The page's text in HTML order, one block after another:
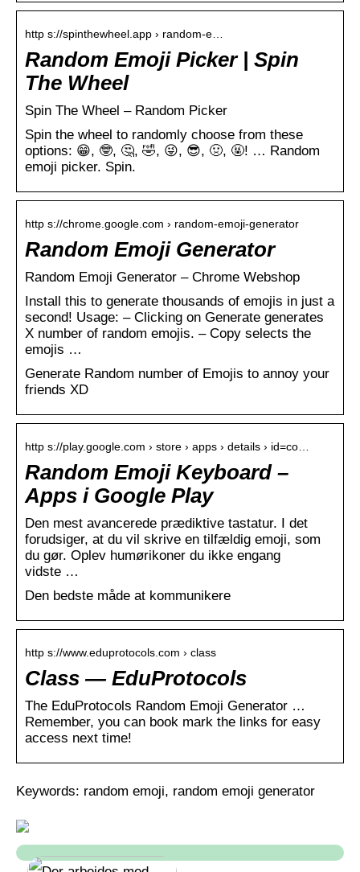
http s://spinthewheel.app › random-e…
Random Emoji Picker | Spin
The Wheel
Spin The Wheel – Random Picker
Spin the wheel to randomly choose from these
options: 😁, 🤓, 🤔, 🤣, 😜, 😎, 🤢, 🤬! … Random
emoji picker. Spin.
http s://chrome.google.com › random-emoji-generator
Random Emoji Generator
Random Emoji Generator – Chrome Webshop
Install this to generate thousands of emojis in just a
second! Usage: – Clicking on Generate generates
X number of random emojis. – Copy selects the
emojis …
Generate Random number of Emojis to annoy your
friends XD
http s://play.google.com › store › apps › details › id=co…
Random Emoji Keyboard –
Apps i Google Play
Den mest avancerede prædiktive tastatur. I det
forudsiger, at du vil skrive en tilfældig emoji, som
du gør. Oplev humørikoner du ikke engang
vidste …
Den bedste måde at kommunikere
http s://www.eduprotocols.com › class
Class — EduProtocols
The EduProtocols Random Emoji Generator …
Remember, you can book mark the links for easy
access next time!
Keywords: random emoji, random emoji generator